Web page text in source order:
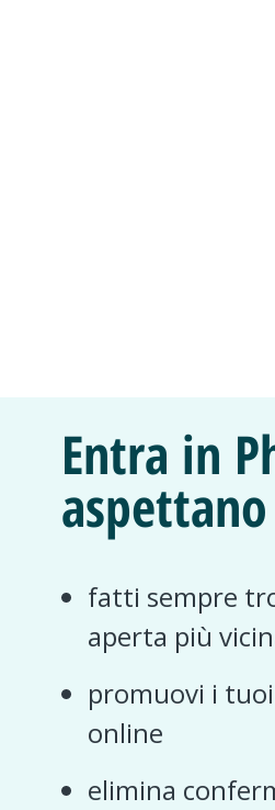
Entra in
fatti sempre
aperta più
promuovi i
online
elimina